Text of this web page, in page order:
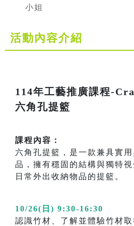
小姐
活動內容介紹
114年工藝推廣課程-
六角孔提籃
課程內容：
六角孔提籃，是一款兼具實
品，擁有穩固的結構與獨特
日常外出收納物品的提籃。
10/26(日) 9:30-16:30
認識竹材、了解並體驗竹材取